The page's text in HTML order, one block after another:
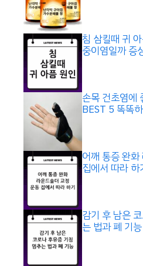
침 삼킬때 귀
중이염일까 증
손목 건초염에
BEST 5 똑똑
어깨 통증 완
집에서 따라 하
감기 후 남은
는 법과 폐 기